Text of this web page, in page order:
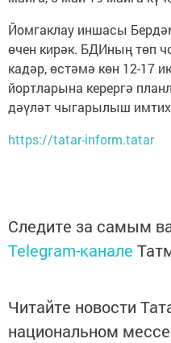
Йомгаклау иншасы
өчен кирәк. БДИның төп
кадәр, өстәмә көн 12-17
йортларына керергә
дәүләт чыгарылыш
https://tatar-inform.tatar
Следите за самым
Telegram-канале
Читайте новости
национальном